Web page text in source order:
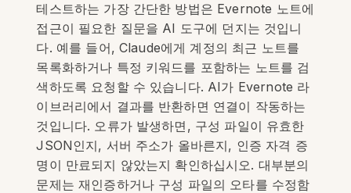
테스트하는 가장 간단한 방법은 Evernote 노트에
접근이 필요한 질문을 AI 도구에 던지는 것입니
다. 예를 들어, Claude에게 계정의 최근 노트를
목록화하거나 특정 키워드를 포함하는 노트를 검
색하도록 요청할 수 있습니다. AI가 Evernote 라
이브러리에서 결과를 반환하면 연결이 작동하는
것입니다. 오류가 발생하면, 구성 파일이 유효한
JSON인지, 서버 주소가 올바른지, 인증 자격 증
명이 만료되지 않았는지 확인하십시오. 대부분의
문제는 재인증하거나 구성 파일의 오타를 수정함